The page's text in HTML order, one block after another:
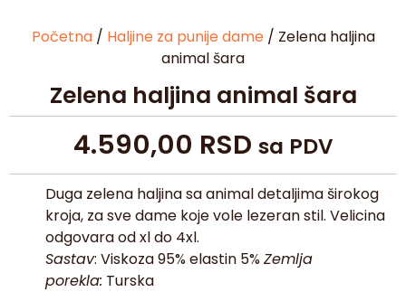
00:06
Početna/ Haljine za punije dame/ Zelena haljina
animal šara
Zelena haljina animal šara
4.590,00 RSD sa PDV
Duga zelena haljina sa animal detaljima širokog
kroja, za sve dame koje vole lezeran stil. Velicina
odgovara od xl do 4xl.
Sastav: Viskoza 95% elastin 5%Zemlja
porekla: Turska